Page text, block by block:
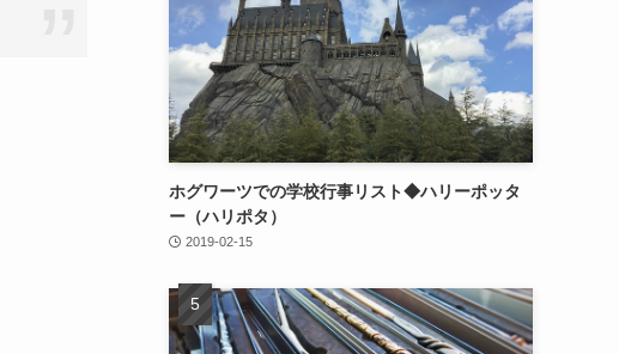
ホグワーツでの学校行事リスト◆ハリーポッタ
ー（ハリポタ）
2019-02-15